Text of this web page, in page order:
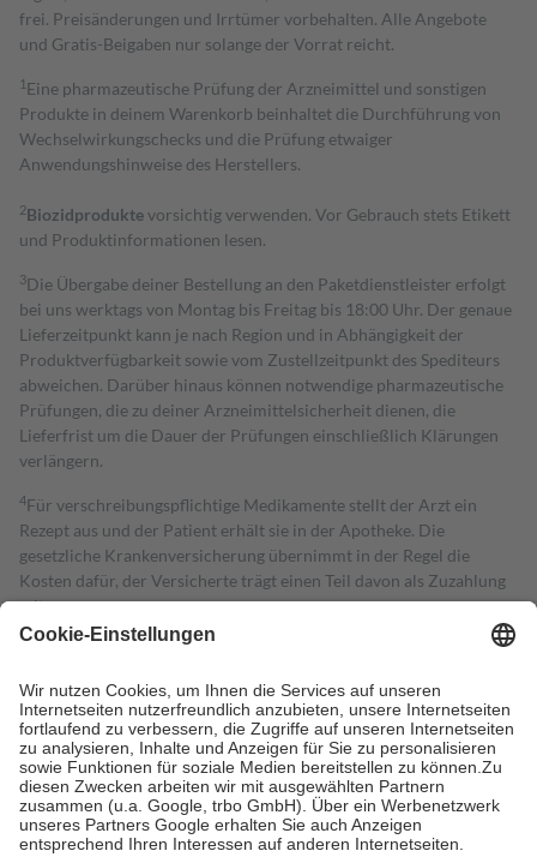
frei. Preisänderungen und Irrtümer vorbehalten. Alle Angebote
und Gratis-Beigaben nur solange der Vorrat reicht.
1 Eine pharmazeutische Prüfung der Arzneimittel und sonstigen
Produkte in deinem Warenkorb beinhaltet die Durchführung von
Wechselwirkungschecks und die Prüfung etwaiger
Anwendungshinweise des Herstellers.
2Biozidproduktevorsichtig verwenden. Vor Gebrauch stets Etikett
und Produktinformationen lesen.
3Die Übergabe deiner Bestellung an den Paketdienstleister erfolgt
bei uns werktags von Montag bis Freitag bis 18:00 Uhr. Der genaue
Lieferzeitpunkt kann je nach Region und in Abhängigkeit der
Produktverfügbarkeit sowie vom Zustellzeitpunkt des Spediteurs
abweichen. Darüber hinaus können notwendige pharmazeutische
Prüfungen, die zu deiner Arzneimittelsicherheit dienen, die
Lieferfrist um die Dauer der Prüfungen einschließlich Klärungen
verlängern.
4Für verschreibungspflichtige Medikamente stellt der Arzt ein
Rezept aus und der Patient erhält sie in der Apotheke. Die
gesetzliche Krankenversicherung übernimmt in der Regel die
Kosten dafür, der Versicherte trägt einen Teil davon als Zuzahlung
mit.
Grundsätzlich leisten Mitglieder Zuzahlungen in Höhe von zehn
höchstens zehn Euro.
Es sind jedoch nie mehr als die tatsächlichen
Kosten der Leistung zu entrichten.
Diese Regeln gelten grundsätzlich auch für Online-Apotheken.
Bei Heilmitteln und häuslicher Krankenpflege beträgt die
Zuzahlung zehn Prozent der Kosten sowie zehn Euro je
Verordnung.
Um das Engagement der Versicherten für ihre eigene Gesundheit zu
stärken und die besondere Stellung der Familie zu unterstützen,